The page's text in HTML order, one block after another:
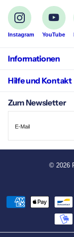
Informationen
Hilfe und Kontakt
Instagram YouTube
Zum Newsletter
© 2026